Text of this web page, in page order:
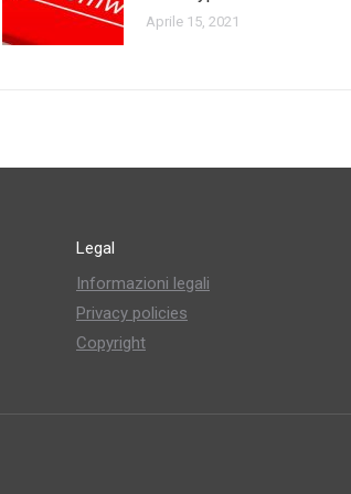
Aprile 15, 2021
Legal
Informazioni legali
Privacy policies
Copyright